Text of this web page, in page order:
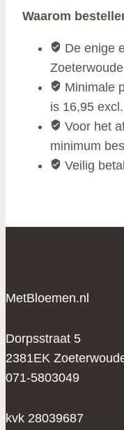
Waarom
De enige
Zoeterwoude
Minimale
is 16,95
Voor het
minimum
Veilig
MetBloemen.nl
Dorpsstraat 5
2381EK
071-5803049
kvk 28039687